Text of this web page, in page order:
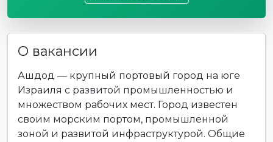
О вакансии
Ашдод — крупный портовый город на юге
Израиля с развитой промышленностью и
множеством рабочих мест. Город известен
своим морским портом, промышленной
зоной и развитой инфраструктурой. Общие